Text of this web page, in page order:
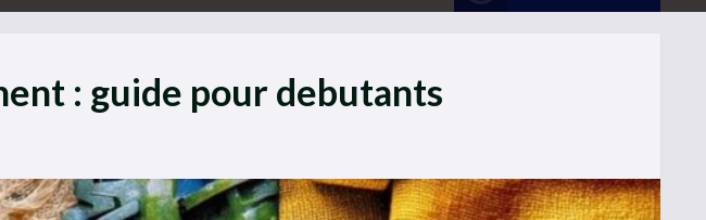
: guide pour debutants